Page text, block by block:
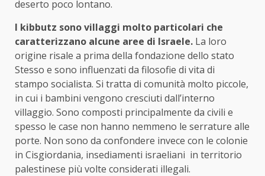
deserto poco lontano.
I kibbutz sono villaggi molto particolari che
caratterizzano alcune aree di Israele. La loro
origine risale a prima della fondazione dello stato
Stesso e sono influenzati da filosofie di vita di
stampo socialista. Si tratta di comunità molto piccole,
in cui i bambini vengono cresciuti dall’interno
villaggio. Sono composti principalmente da civili e
spesso le case non hanno nemmeno le serrature alle
porte. Non sono da confondere invece con le colonie
in Cisgiordania, insediamenti israeliani in territorio
palestinese più volte considerati illegali.